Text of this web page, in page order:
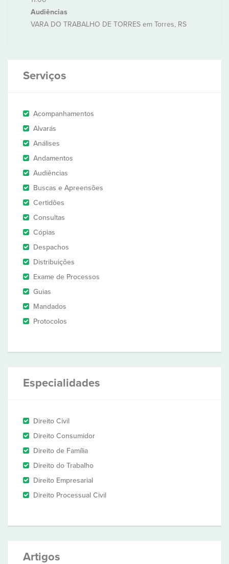
Audiências
VARA DO TRABALHO DE TORRES em Torres, RS
Serviços
Acompanhamentos
Alvarás
Análises
Andamentos
Audiências
Buscas e Apreensões
Certidões
Consultas
Cópias
Despachos
Distribuições
Exame de Processos
Guias
Mandados
Protocolos
Especialidades
Direito Civil
Direito Consumidor
Direito de Família
Direito do Trabalho
Direito Empresarial
Direito Processual Civil
Artigos